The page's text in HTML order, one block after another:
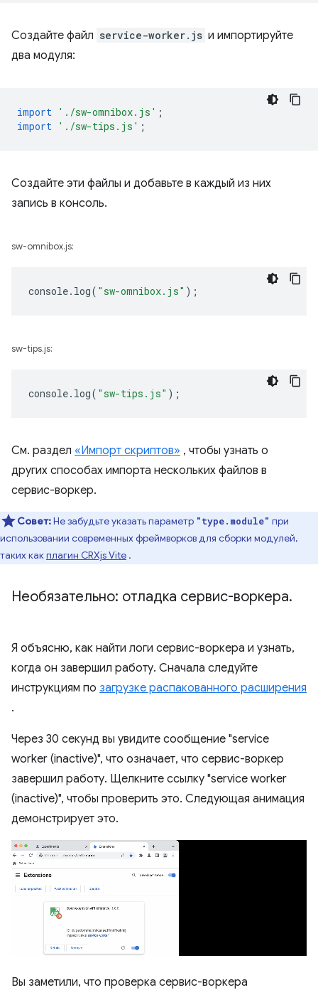
Создайте файл service-worker.js и импортируйте
два модуля:
import './sw-omnibox.js' ;
import
'./sw-tips.js' ;
Создайте эти файлы и добавьте в каждый из них
запись в консоль.
sw-omnibox.js:
console. log( "sw-omnibox.js" );
sw-tips.js:
console. log( "sw-tips.js" );
См. раздел «Импорт скриптов» , чтобы узнать о
других способах импорта нескольких файлов в
сервис-воркер.
Совет:Не забудьте указать параметр "type.module" при
использовании современных фреймворков для сборки модулей,
таких какплагин CRXjs Vite .
Необязательно: отладка сервис-воркера.
Я объясню, как найти логи сервис-воркера и узнать,
когда он завершил работу. Сначала следуйте
инструкциям по загрузке распакованного расширения
.
Через 30 секунд вы увидите сообщение "service
worker (inactive)", что означает, что сервис-воркер
завершил работу. Щелкните ссылку "service worker
(inactive)", чтобы проверить это. Следующая анимация
демонстрирует это.
Вы заметили, что проверка сервис-воркера